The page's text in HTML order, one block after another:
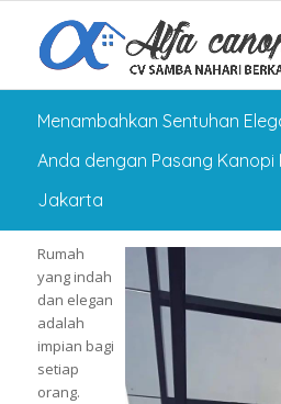
Menambahkan Sentuhan
Anda dengan Pasang Kanopi
Jakarta
Rumah
yang indah
dan elegan
adalah
impian bagi
setiap
orang.